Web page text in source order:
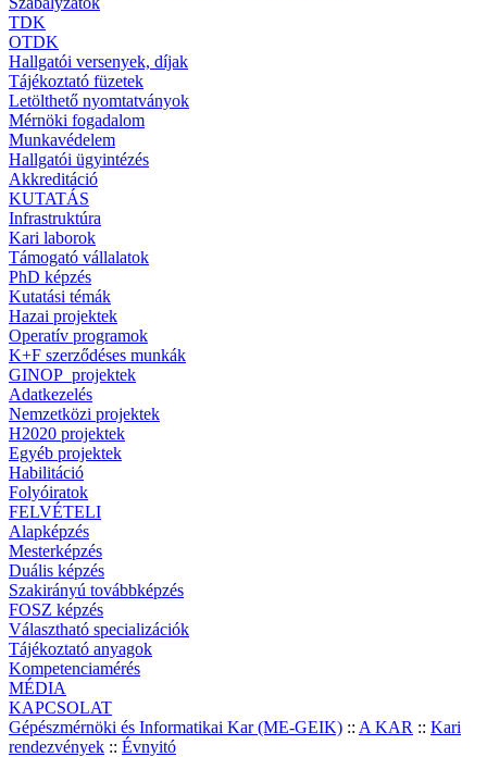
TDK
OTDK
Hallgatói versenyek, díjak
Tájékoztató füzetek
Letölthető nyomtatványok
Mérnöki fogadalom
Munkavédelem
Hallgatói ügyintézés
Akkreditáció
KUTATÁS
Infrastruktúra
Kari laborok
Támogató vállalatok
PhD képzés
Kutatási témák
Hazai projektek
Operatív programok
K+F szerződéses munkák
GINOP_projektek
Adatkezelés
Nemzetközi projektek
H2020 projektek
Egyéb projektek
Habilitáció
Folyóiratok
FELVÉTELI
Alapképzés
Mesterképzés
Duális képzés
Szakirányú továbbképzés
FOSZ képzés
Választható specializációk
Tájékoztató anyagok
Kompetenciamérés
MÉDIA
KAPCSOLAT
Gépészmérnöki és Informatikai Kar (ME-GEIK) :: A KAR :: Kari
rendezvények :: Évnyitó